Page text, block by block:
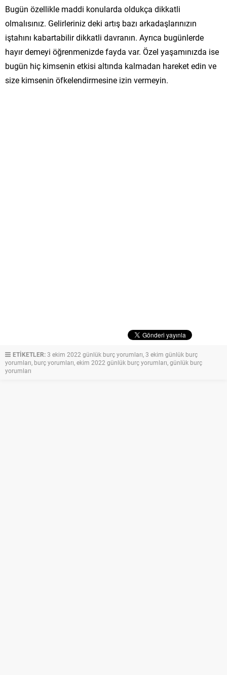
Bugün özellikle maddi konularda oldukça dikkatli
olmalısınız. Gelirleriniz deki artış bazı arkadaşlarınızın
iştahını kabartabilir dikkatli davranın. Ayrıca bugünlerde
hayır demeyi öğrenmenizde fayda var. Özel yaşamınızda ise
bugün hiç kimsenin etkisi altında kalmadan hareket edin ve
size kimsenin öfkelendirmesine izin vermeyin.
ETİKETLER:3 ekim 2022 günlük burç yorumları,3 ekim günlük burç
yorumları, burç yorumları,ekim 2022 günlük burç yorumları,günlük burç
yorumları